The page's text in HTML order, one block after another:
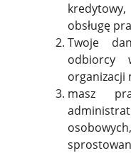
obsługę
Twoje
odbiorcy
organizacji
masz